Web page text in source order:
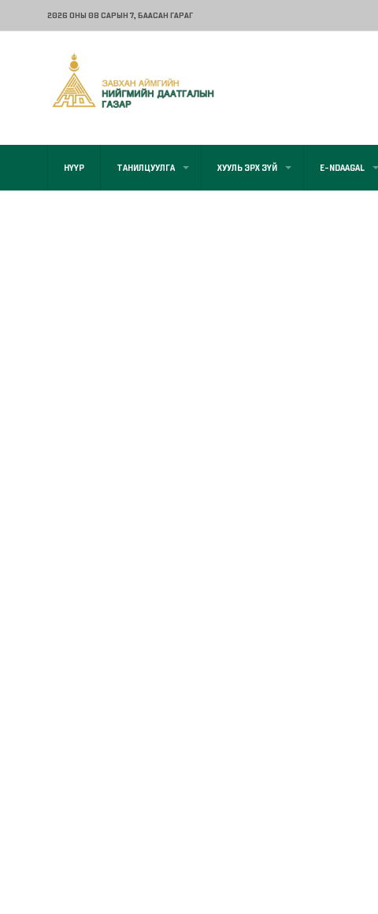
2026 ОНЫ 08 САРЫН 7, БААСАН ГАРАГ
НҮҮР ТАНИЛЦУУЛГА ХУУЛЬ ЭРХ ЗҮЙ E-NDAAGAL